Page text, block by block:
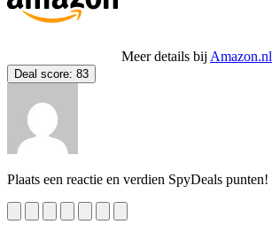
Meer details bij Amazon.nl
Deal score: 83
Plaats een reactie en verdien SpyDeals punten!